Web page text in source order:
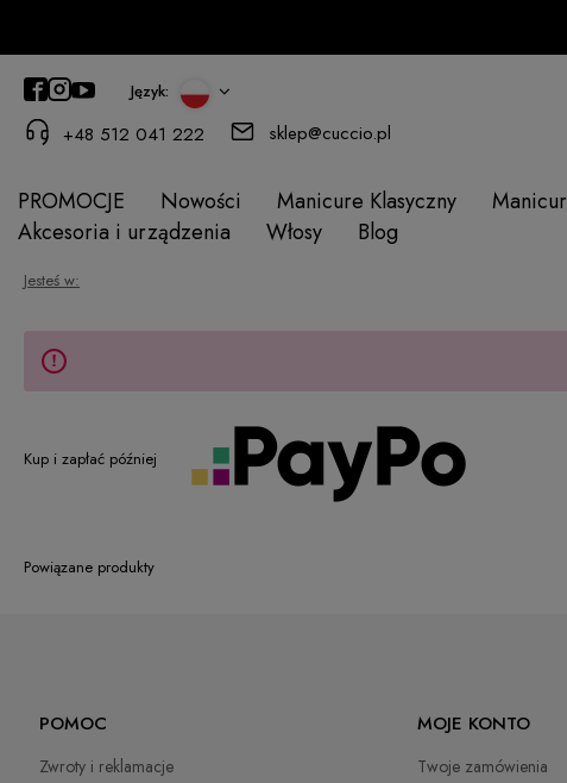
Język:
+48 512 041 222 sklep@cuccio.pl
PROMOCJE Nowości Manicure Klasyczny
Akcesoria i urządzenia
Włosy Blog
Jesteś w:
Kup i zapłać później
Powiązane produkty
POMOC
Zwroty i reklamacje
MOJE KONTO
Twoje zamówienia